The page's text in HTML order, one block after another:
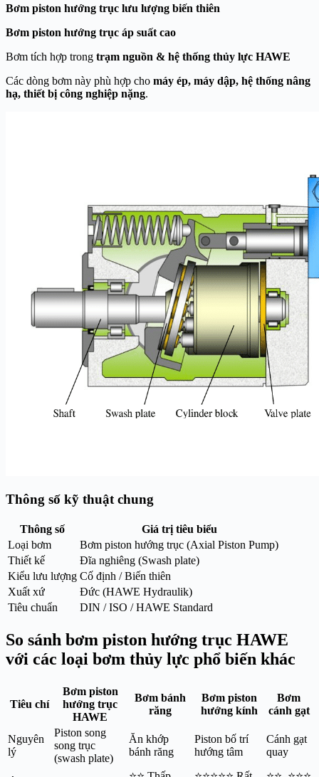
Bơm piston hướng trục lưu lượng biến thiên
Bơm piston hướng trục áp suất cao
Bơm tích hợp trong trạm nguồn & hệ thống thủy lực HAWE
Các dòng bơm này phù hợp cho máy ép, máy dập, hệ thống nâng
hạ, thiết bị công nghiệp nặng.
Thông số kỹ thuật chung
Thông số
Giá trị tiêu biểu
Loại bơm
Bơm piston hướng trục (Axial Piston Pump)
Thiết kế
Đĩa nghiêng (Swash plate)
Kiểu lưu lượng Cố định / Biến thiên
Xuất xứ
Đức (HAWE Hydraulik)
Tiêu chuẩn
DIN / ISO / HAWE Standard
So sánh bơm piston hướng trục HAWE
với các loại bơm thủy lực phổ biến khác
Tiêu chí
Bơm piston
hướng trục
HAWE
Bơm bánh
răng
Bơm piston
hướng kính
Bơm
cánh gạt
Nguyên
lý
Piston song
song trục
(swash plate)
Ăn khớp
bánh răng
Piston bố trí
hướng tâm
Cánh gạt
quay